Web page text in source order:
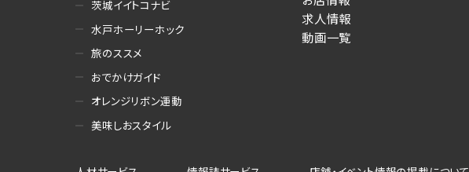
茨城イイトコナビ
水戸ホーリーホック
旅のススメ
おでかけガイド
オレンジリボン運動
美味しおスタイル
求人情報
動画一覧